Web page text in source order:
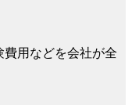
用などを会社が全